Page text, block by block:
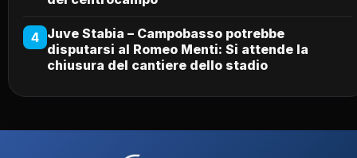
4 Juve Stabia – Campobasso potrebbe
disputarsi al Romeo Menti: Si attende la
chiusura del cantiere dello stadio